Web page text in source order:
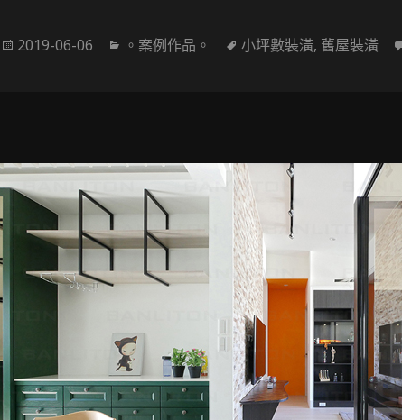
發
2019-06-06
分
。案例作品。
標
小坪數裝潢, 舊屋裝潢